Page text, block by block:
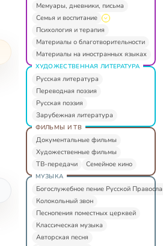
Мемуары, дневники, письма
Семья и воспитание
Психология и терапия
Материалы о благотворительности
Материалы на иностранных языках
ХУДОЖЕСТВЕННАЯ ЛИТЕРАТУРА
Русская литература
Переводная поэзия
Русская поэзия
Зарубежная литература
ФИЛЬМЫ И ТВ
Документальные фильмы
Художественные фильмы
ТВ-передачи
Семейное кино
МУЗЫКА
Богослужебное пение Русской
Колокольный звон
Песнопения поместных церквей
Классическая музыка
Авторская песня